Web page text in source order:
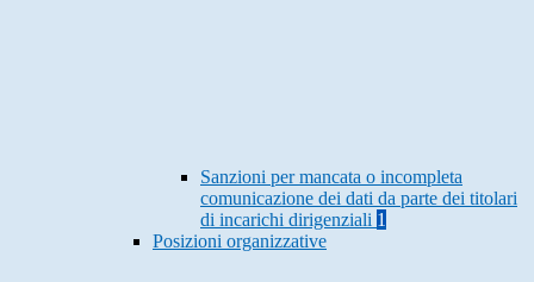
Sanzioni per mancata o incompleta
comunicazione dei dati da parte dei titolari
di incarichi dirigenziali 1
Posizioni organizzative